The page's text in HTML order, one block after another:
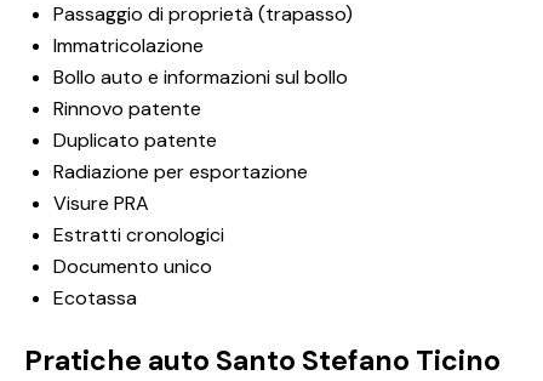
Passaggio di proprietà (trapasso)
Immatricolazione
Bollo auto e informazioni sul bollo
Rinnovo patente
Duplicato patente
Radiazione per esportazione
Visure PRA
Estratti cronologici
Documento unico
Ecotassa
Pratiche auto Santo Stefano Ticino